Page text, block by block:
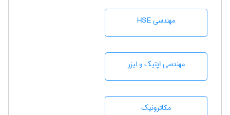
مهندسی HSE
مهندسی اپتیک و لیزر
مکاترونیک